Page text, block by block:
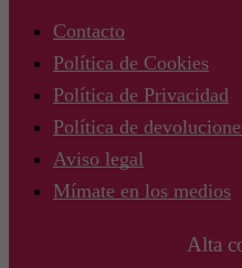
Contacto
Política de Cookies
Política de Privacidad
Política de
Aviso legal
Mímate en los medios
Alta